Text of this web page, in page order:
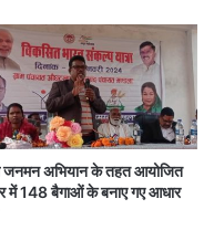
जनमन अभियान के तहत आयोजित
में 148 बैगाओं के बनाए गए आधार